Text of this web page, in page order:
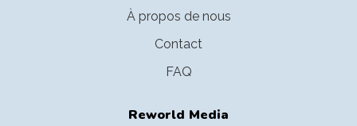
À propos de nous
Contact
FAQ
Reworld Media